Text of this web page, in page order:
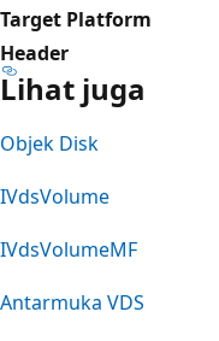
Target Platform
Header
Lihat juga
Objek Disk
IVdsVolume
IVdsVolumeMF
Antarmuka VDS